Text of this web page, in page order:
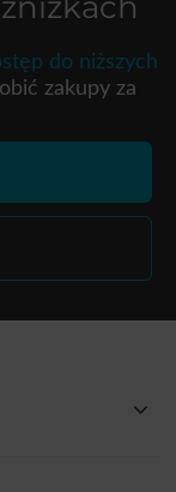
do niższych
zakupy za